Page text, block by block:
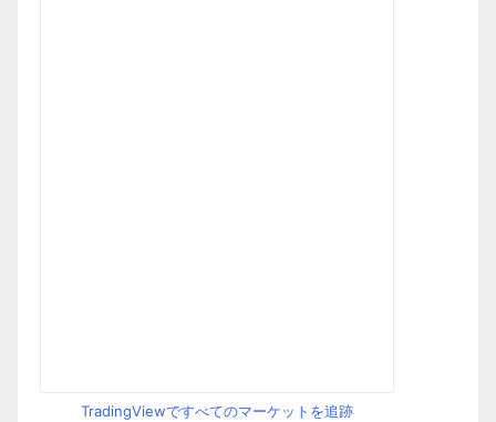
TradingViewですべてのマーケットを追跡